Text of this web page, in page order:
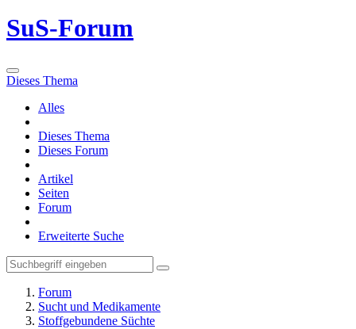
SuS-Forum
Dieses Thema
Alles
Dieses Thema
Dieses Forum
Artikel
Seiten
Forum
Erweiterte Suche
Forum
Sucht und Medikamente
Stoffgebundene Süchte